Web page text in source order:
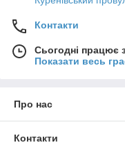
Контакти
Сьогодні працює
Показати весь
Про нас
Контакти